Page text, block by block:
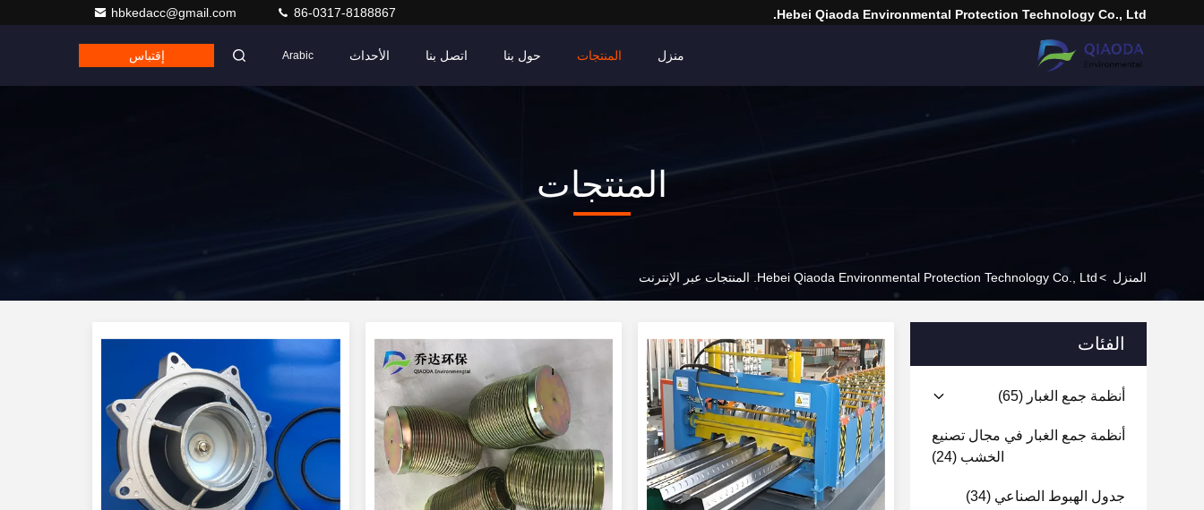
Hebei Qiaoda Environmental Protection Technology Co., Ltd.
hbkedacc@gmail.com 86-0317-8188867
منزل المنتجات حول بنا اتصل بنا الأحداث Arabic إقتباس
المنتجات
المنزل >Hebei Qiaoda Environmental Protection Technology Co., Ltd. المنتجات عبر الإنترنت
الفئات
أنظمة جمع الغبار (65)
أنظمة جمع الغبار في مجال تصنيع
الخشب (24)
جدول الهبوط الصناعي (34)